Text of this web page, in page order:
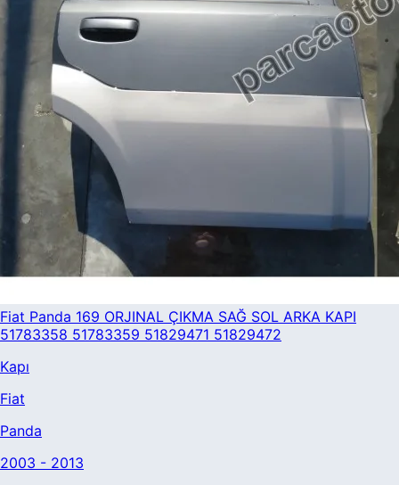
Fiat Panda 169 ORJINAL ÇIKMA SAĞ SOL ARKA KAPI
51783358 51783359 51829471 51829472
Kapı
Fiat
Panda
2003 - 2013